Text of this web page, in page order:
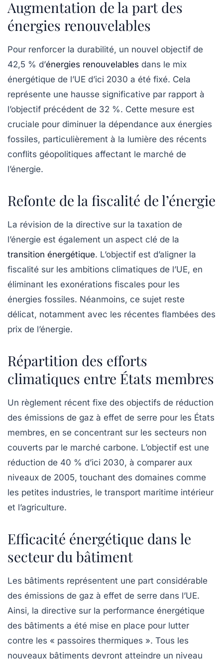
Augmentation de la part des
énergies renouvelables
Pour renforcer la durabilité, un nouvel objectif de
42,5 % d’énergies renouvelables dans le mix
énergétique de l’UE d’ici 2030 a été fixé. Cela
représente une hausse significative par rapport à
l’objectif précédent de 32 %. Cette mesure est
cruciale pour diminuer la dépendance aux énergies
fossiles, particulièrement à la lumière des récents
conflits géopolitiques affectant le marché de
l’énergie.
Refonte de la fiscalité de l’énergie
La révision de la directive sur la taxation de
l’énergie est également un aspect clé de la
transition énergétique. L’objectif est d’aligner la
fiscalité sur les ambitions climatiques de l’UE, en
éliminant les exonérations fiscales pour les
énergies fossiles. Néanmoins, ce sujet reste
délicat, notamment avec les récentes flambées des
prix de l’énergie.
Répartition des efforts
climatiques entre États membres
Un règlement récent fixe des objectifs de réduction
des émissions de gaz à effet de serre pour les États
membres, en se concentrant sur les secteurs non
couverts par le marché carbone. L’objectif est une
réduction de 40 % d’ici 2030, à comparer aux
niveaux de 2005, touchant des domaines comme
les petites industries, le transport maritime intérieur
et l’agriculture.
Efficacité énergétique dans le
secteur du bâtiment
Les bâtiments représentent une part considérable
des émissions de gaz à effet de serre dans l’UE.
Ainsi, la directive sur la performance énergétique
des bâtiments a été mise en place pour lutter
contre les « passoires thermiques ». Tous les
nouveaux bâtiments devront atteindre un niveau